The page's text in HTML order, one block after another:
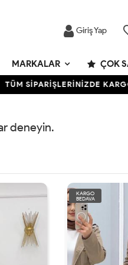
Giriş Yap
MARKALAR ÇOK
TÜM SİPARİŞLERİNİZDE KARGO
deneyin.
KARGO
BEDAVA